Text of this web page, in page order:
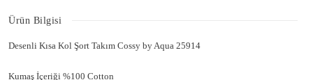
Ürün Bilgisi
Desenli Kısa Kol Şort Takım Cossy by Aqua 25914
Kumaş İçeriği %100 Cotton